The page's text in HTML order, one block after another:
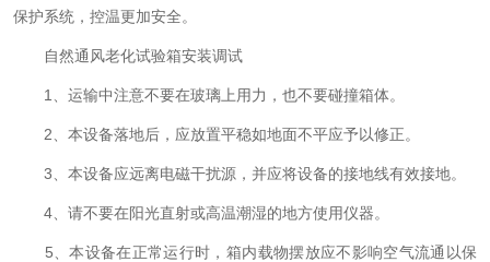
保护系统，控温更加安全。
自然通风老化试验箱安装调试
1、运输中注意不要在玻璃上用力，也不要碰撞箱体。
2、本设备落地后，应放置平稳如地面不平应予以修正。
3、本设备应远离电磁干扰源，并应将设备的接地线有效接地。
4、请不要在阳光直射或高温潮湿的地方使用仪器。
5、本设备在正常运行时，箱内载物摆放应不影响空气流通以保